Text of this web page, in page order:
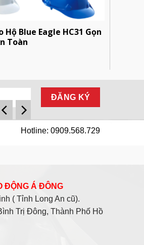
Hộ Blue Eagle HC31 Gọn
Toàn
Hotline: 0909.568.729
ĐỘNG Á ĐÔNG
( Tỉnh Long An cũ).
Trị Đông, Thành Phố Hồ